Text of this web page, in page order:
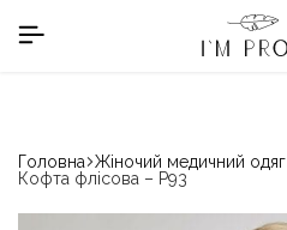
в номінації «Кращій
Головна Жіночий медичний одяг
Кофта флісова – P93